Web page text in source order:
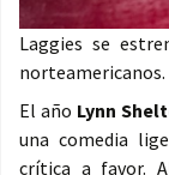
Laggies se
norteamericanos.
El año Lynn
una comedia
crítica a favor.